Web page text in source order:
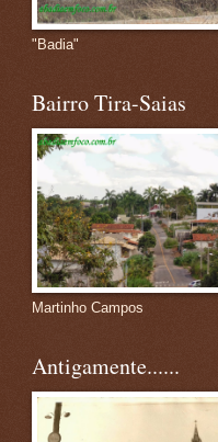
"Badia"
Bairro Tira-Saias
Martinho Campos
Antigamente......